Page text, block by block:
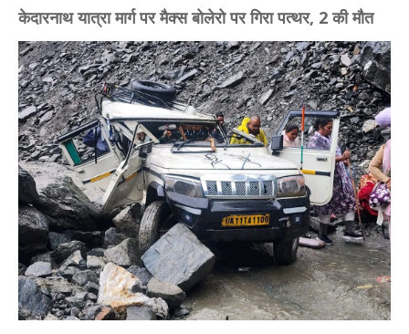
केदारनाथ यात्रा मार्ग पर मैक्स बोलेरो पर गिरा पत्थर, 2 की मौत